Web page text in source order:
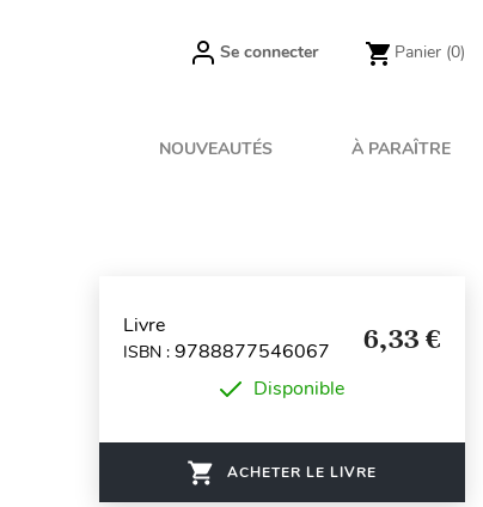
Se connecter Panier (0)
NOUVEAUTÉS À PARAÎTRE
Livre
ISBN : 9788877546067 6,33 €
Disponible
ACHETER LE LIVRE